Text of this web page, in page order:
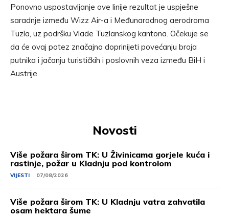
Ponovno uspostavljanje ove linije rezultat je uspješne
saradnje između Wizz Air-a i Međunarodnog aerodroma
Tuzla, uz podršku Vlade Tuzlanskog kantona. Očekuje se
da će ovaj potez značajno doprinijeti povećanju broja
putnika i jačanju turističkih i poslovnih veza između BiH i
Austrije.
Novosti
Više požara širom TK: U Živinicama gorjele kuća i
rastinje, požar u Kladnju pod kontrolom
VIJESTI 07/08/2026
Više požara širom TK: U Kladnju vatra zahvatila
osam hektara šume